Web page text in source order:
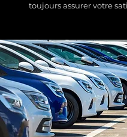
toujours assurer votre